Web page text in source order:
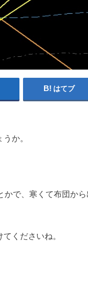
はてブ
か。
で、寒くて布団から
くださいね。